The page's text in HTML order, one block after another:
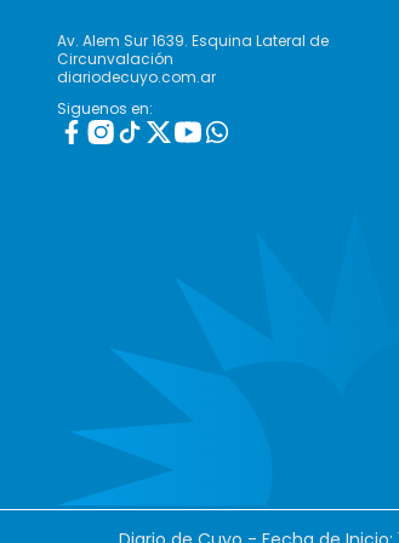
Av. Alem Sur 1639. Esquina Lateral de
Circunvalación
diariodecuyo.com.ar
Siguenos en: